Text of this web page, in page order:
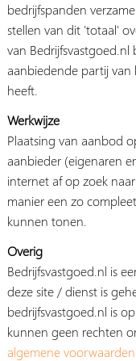
bedrijfspanden
stellen van dit 'totaal'
van
aanbiedende partij van
heeft.
Werkwijze
Plaatsing van aanbod
aanbieder (eigenaren
internet af op zoek
manier een zo
kunnen tonen.
Overig
Bedrijfsvastgoed.nl is
deze site / dienst is
bedrijfsvastgoed.nl is
kunnen geen rechten
algemene voorwaarden